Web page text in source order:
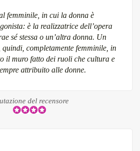
femminile, in cui la donna è
è la realizzatrice dell’opera
sé stessa o un’altra donna. Un
completamente femminile, in
il muro fatto dei ruoli che cultura e
attribuito alle donne.
del recensore